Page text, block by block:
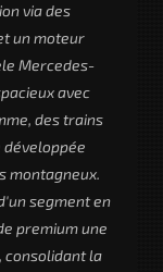
via des
un moteur
Mercedes-
avec
des trains
montagneux.
segment en
premium une
consolidant la